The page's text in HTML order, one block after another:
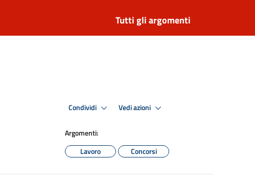
Tutti gli argomenti
Condividi Vedi azioni
Argomenti:
Lavoro
Concorsi